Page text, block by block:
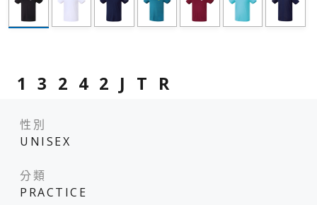
13242JTR
性別
UNISEX
分類
PRACTICE